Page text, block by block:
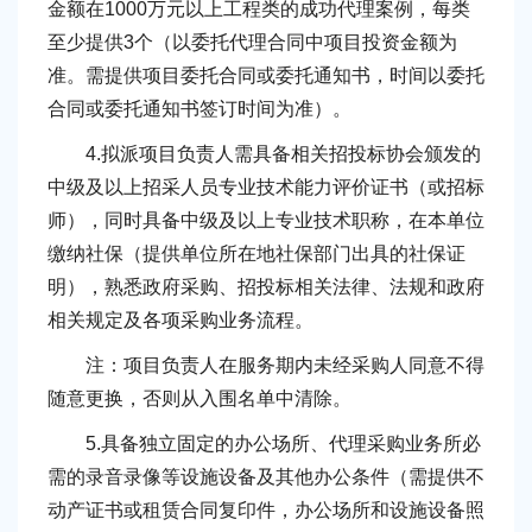
金额在1000万元以上工程类的成功代理案例，每类
至少提供3个（以委托代理合同中项目投资金额为
准。需提供项目委托合同或委托通知书，时间以委托
合同或委托通知书签订时间为准）。
4.拟派项目负责人需具备相关招投标协会颁发的
中级及以上招采人员专业技术能力评价证书（或招标
师），同时具备中级及以上专业技术职称，在本单位
缴纳社保（提供单位所在地社保部门出具的社保证
明），熟悉政府采购、招投标相关法律、法规和政府
相关规定及各项采购业务流程。
注：项目负责人在服务期内未经采购人同意不得
随意更换，否则从入围名单中清除。
5.具备独立固定的办公场所、代理采购业务所必
需的录音录像等设施设备及其他办公条件（需提供不
动产证书或租赁合同复印件，办公场所和设施设备照